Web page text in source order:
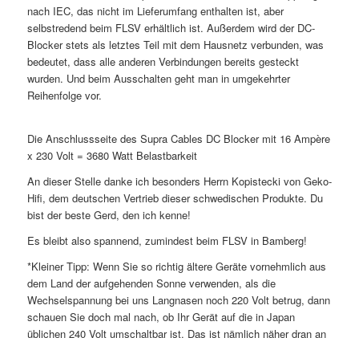
nach IEC, das nicht im Lieferumfang enthalten ist, aber
selbstredend beim FLSV erhältlich ist. Außerdem wird der DC-
Blocker stets als letztes Teil mit dem Hausnetz verbunden, was
bedeutet, dass alle anderen Verbindungen bereits gesteckt
wurden. Und beim Ausschalten geht man in umgekehrter
Reihenfolge vor.
Die Anschlussseite des Supra Cables DC Blocker mit 16 Ampère
x 230 Volt = 3680 Watt Belastbarkeit
An dieser Stelle danke ich besonders Herrn Kopistecki von Geko-
Hifi, dem deutschen Vertrieb dieser schwedischen Produkte. Du
bist der beste Gerd, den ich kenne!
Es bleibt also spannend, zumindest beim FLSV in Bamberg!
*Kleiner Tipp: Wenn Sie so richtig ältere Geräte vornehmlich aus
dem Land der aufgehenden Sonne verwenden, als die
Wechselspannung bei uns Langnasen noch 220 Volt betrug, dann
schauen Sie doch mal nach, ob Ihr Gerät auf die in Japan
üblichen 240 Volt umschaltbar ist. Das ist nämlich näher dran an